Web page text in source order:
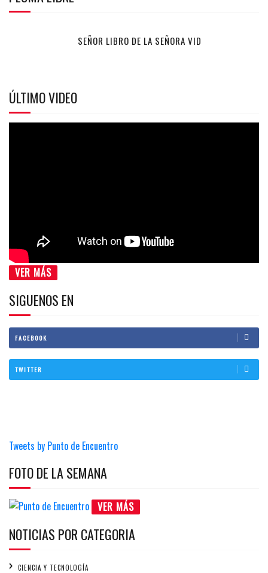
SEÑOR LIBRO DE LA SEÑORA VID
ÚLTIMO VIDEO
VER MÁS
SIGUENOS EN
FACEBOOK
TWITTER
Tweets by Punto de Encuentro
FOTO DE LA SEMANA
VER MÁS
NOTICIAS POR CATEGORIA
CIENCIA Y TECNOLOGÍA